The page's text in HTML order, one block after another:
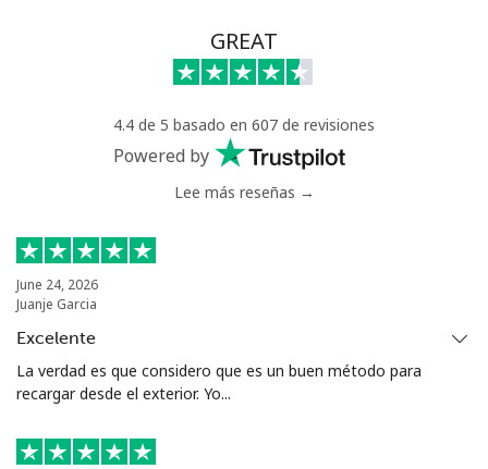
⁦$10⁩
GREAT
4.4 de 5 basado en 607 de revisiones
Powered by
Lee más reseñas →
June 24, 2026
Juanje Garcia
Excelente
La verdad es que considero que es un buen método para
recargar desde el exterior. Yo...